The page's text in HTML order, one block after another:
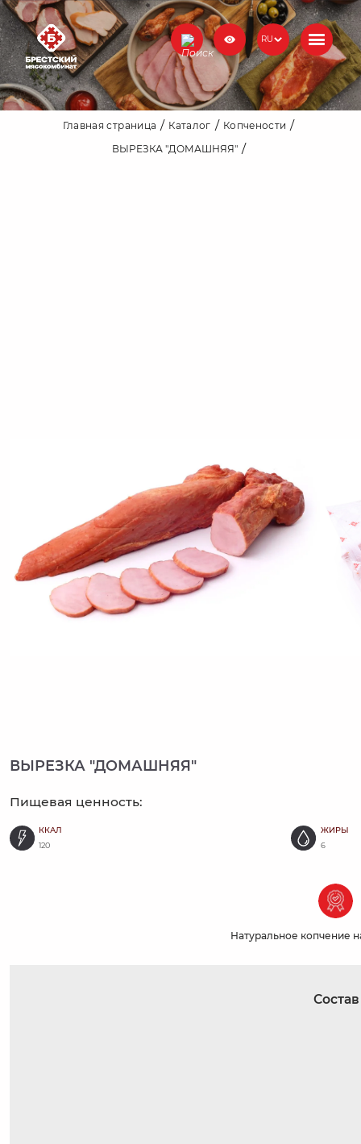
RU
Главная страница Каталог
Копчености
ВЫРЕЗКА "ДОМАШНЯЯ"
ВЫРЕЗКА "ДОМАШНЯЯ"
Пищевая ценность:
ККАЛ
120
ЖИРЫ
6
Натуральное копчение